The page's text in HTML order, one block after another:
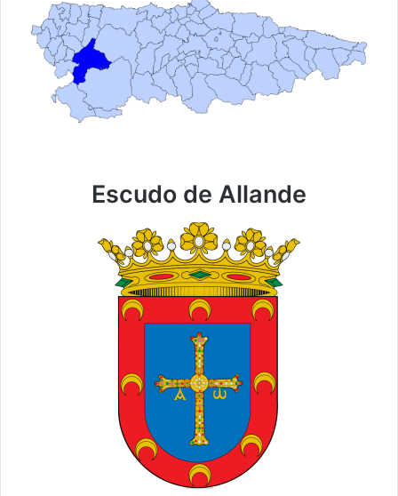
Escudo de Allande